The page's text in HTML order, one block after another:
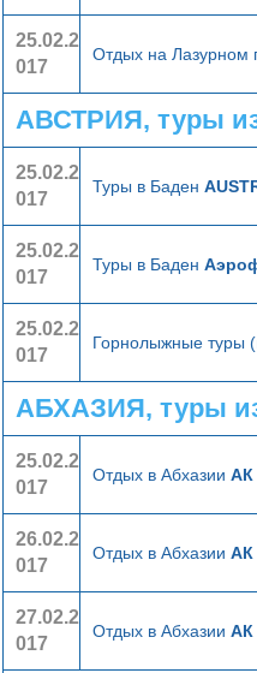
25.02.2
017
Отдых на Лазурном
АВСТРИЯ, туры
25.02.2
017
Туры в Баден
25.02.2
017
Туры в Баден
25.02.2
017
Горнолыжные туры
АБХАЗИЯ, туры
25.02.2
017
Отдых в Абхазии АК
26.02.2
017
Отдых в Абхазии АК
27.02.2
017
Отдых в Абхазии АК